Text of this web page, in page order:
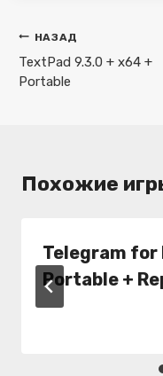
Навигация
по
записям
НАЗАД
TextPad 9.3.0 + x64 +
Portable
Похожие
Telegram for
Portable +